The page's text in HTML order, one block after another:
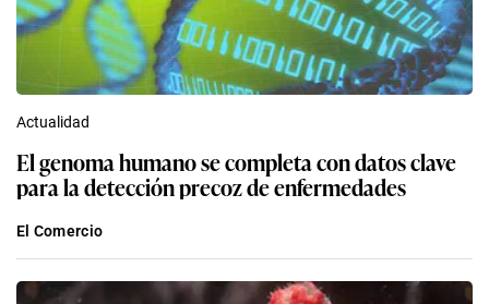
Actualidad
El genoma humano se completa con datos clave
para la detección precoz de enfermedades
El Comercio